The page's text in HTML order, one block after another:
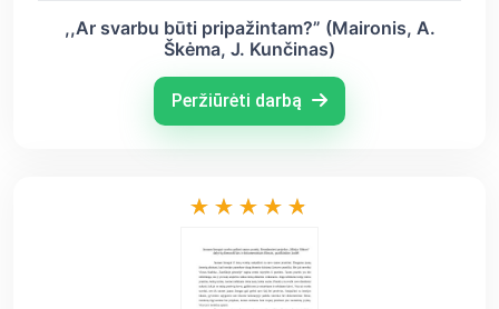
,,Ar svarbu būti pripažintam?” (Maironis, A.
Škėma, J. Kunčinas)
Peržiūrėti darbą